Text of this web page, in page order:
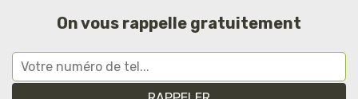
On vous rappelle gratuitement